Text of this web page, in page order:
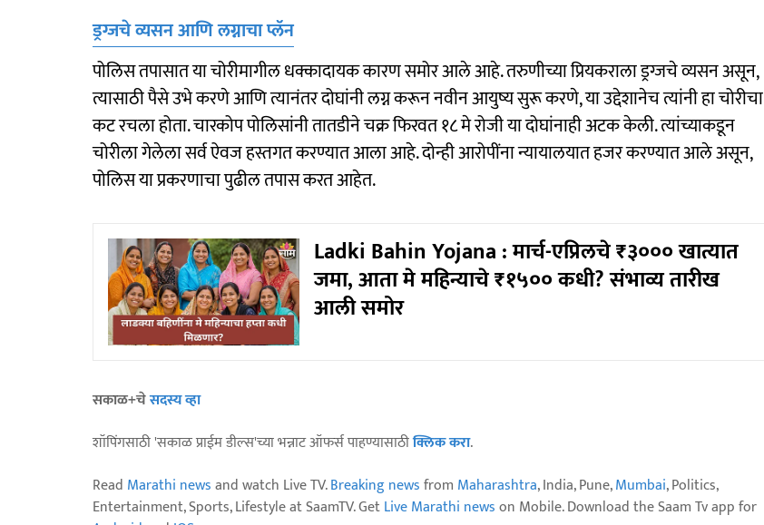
ड्रग्जचे व्यसन आणि लग्नाचा प्लॅन
पोलिस तपासात या चोरीमागील धक्कादायक कारण समोर आले आहे. तरुणीच्या प्रियकराला ड्रग्जचे व्यसन असून,
त्यासाठी पैसे उभे करणे आणि त्यानंतर दोघांनी लग्न करून नवीन आयुष्य सुरू करणे, या उद्देशानेच त्यांनी हा चोरीचा
कट रचला होता. चारकोप पोलिसांनी तातडीने चक्र फिरवत १८ मे रोजी या दोघांनाही अटक केली. त्यांच्याकडून
चोरीला गेलेला सर्व ऐवज हस्तगत करण्यात आला आहे. दोन्ही आरोपींना न्यायालयात हजर करण्यात आले असून,
पोलिस या प्रकरणाचा पुढील तपास करत आहेत.
Ladki Bahin Yojana : मार्च-एप्रिलचे ₹३००० खात्यात
जमा, आता मे महिन्याचे ₹१५०० कधी? संभाव्य तारीख
आली समोर
सकाळ+चेसदस्य व्हा
शॉपिंगसाठी 'सकाळ प्राईम डील्स'च्या भन्नाट ऑफर्स पाहण्यासाठीक्लिक करा.
Read Marathi newsand watch Live TV.Breaking newsfrom Maharashtra, India, Pune,Mumbai, Politics,
Entertainment, Sports, Lifestyle at SaamTV. GetLive Marathi newson Mobile. Download the Saam Tv app for